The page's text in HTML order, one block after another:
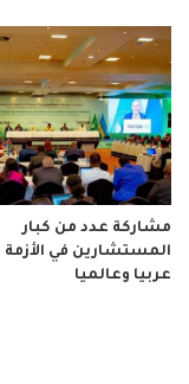
مشاركة عدد من كبار
المستشارين في الأزمة
عربيا وعالميا